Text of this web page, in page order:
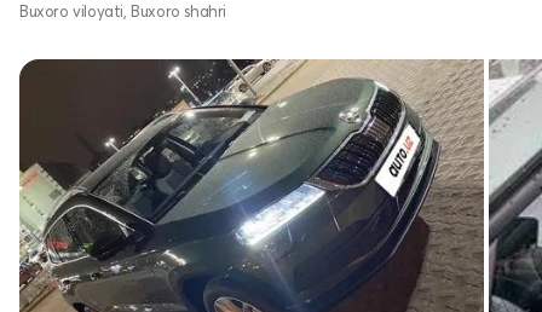
Buxoro viloyati, Buxoro shahri